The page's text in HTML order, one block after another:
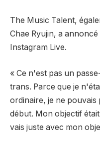
The Music Talent,
Chae Ryujin, a
Instagram Live.
« Ce n'est pas un
trans. Parce que je
ordinaire, je ne pouvais
début. Mon objectif
vais juste avec mon